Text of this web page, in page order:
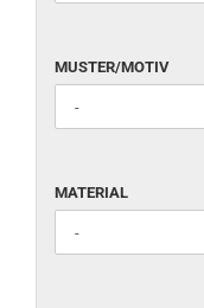
MUSTER/MOTIV
MATERIAL